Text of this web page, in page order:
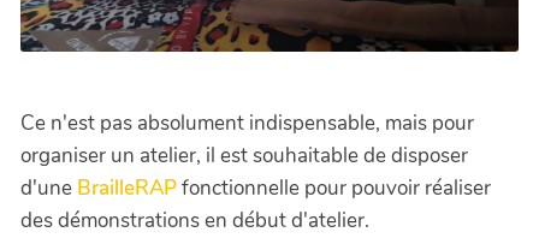
Ce n'est pas absolument indispensable, mais pour
organiser un atelier, il est souhaitable de disposer
d'une BrailleRAPfonctionnelle pour pouvoir réaliser
des démonstrations en début d'atelier.